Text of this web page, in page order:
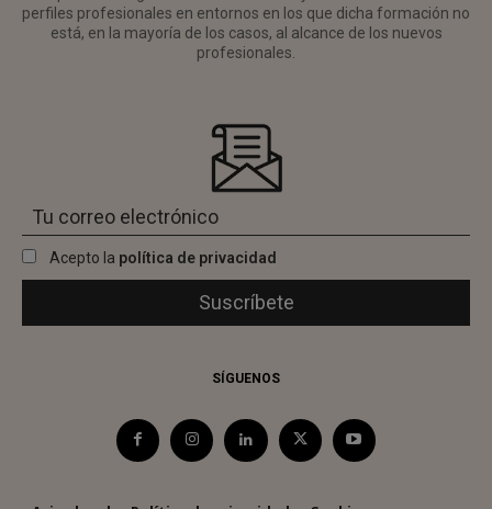
perfiles profesionales en entornos en los que dicha formación no
está, en la mayoría de los casos, al alcance de los nuevos
profesionales.
Acepto la política de privacidad
SÍGUENOS